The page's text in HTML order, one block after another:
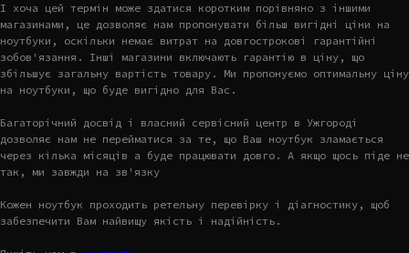
І хоча цей термін може здатися коротким порівняно з іншими
магазинами, це дозволяє нам пропонувати більш вигідні ціни на
ноутбуки, оскільки немає витрат на довгострокові гарантійні
зобов'язання. Інші магазини включають гарантію в ціну, що
збільшує загальну вартість товару. Ми пропонуємо оптимальну ціну
на ноутбуки, що буде вигідно для Вас.
Багаторічний досвід і власний сервісний центр в Ужгороді
дозволяє нам не перейматися за те, що Ваш ноутбук зламається
через кілька місяців а буде працювати довго. А якщо щось піде не
так, ми завжди на зв'язку
Кожен ноутбук проходить ретельну перевірку і діагностику, щоб
забезпечити Вам найвищу якість і надійність.